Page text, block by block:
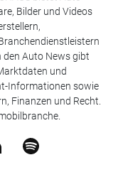
Bilder und Videos
Auto News gibt
und
Informationen sowie
Finanzen und Recht.